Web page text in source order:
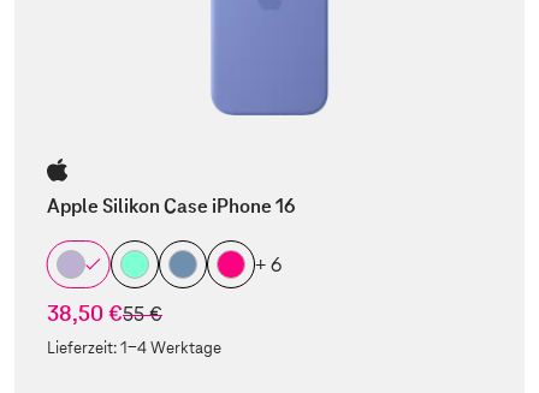
Apple Silikon Case iPhone 16
+ 6
38,50 €statt
55 €
Lieferzeit:1-4 Werktage